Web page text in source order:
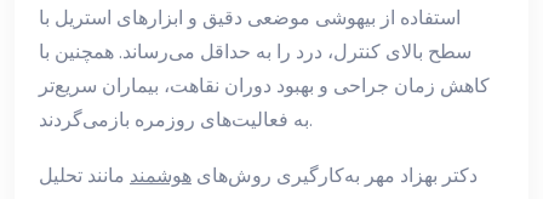
استفاده از بیهوشی موضعی دقیق و ابزارهای استریل با
سطح بالای کنترل، درد را به حداقل می‌رساند. همچنین با
کاهش زمان جراحی و بهبود دوران نقاهت، بیماران سریع‌تر
به فعالیت‌های روزمره بازمی‌گردند.
دکتر بهزاد مهر به‌کارگیری روش‌های هوشمند مانند تحلیل